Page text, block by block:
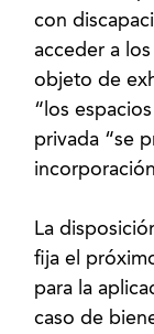
con
acceder a
objeto de
“los
privada “se
La
fija el
para la
caso de